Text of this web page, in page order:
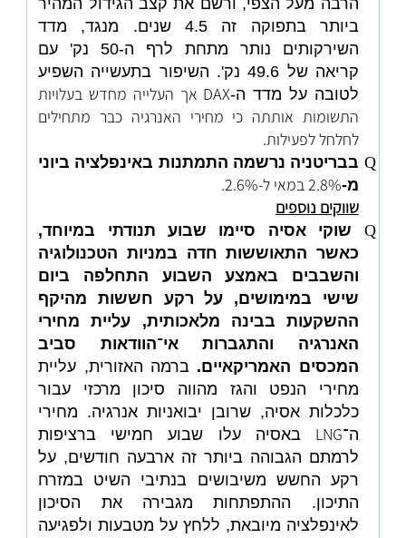
הרבה מעל הצפי, ורשם את קצב הגידול המהיר
ביותר בתפוקה זה 4.5 שנים. מנגד, מדד
השירקותים נותר מתחת לרף ה-50 נק' עם
קריאה של 49.6 נק'. השיפור בתעשייה השפיע
לטובה על מדד ה-
DAX אך העלייה מחדש בעלויות
התשומות אותתה כי מחירי האנרגיה כבר מתחילים
לחלחל לפעילות.
Q בבריטניה נרשמה התמתנות באינפלציה ביוני
מ-2.8% במאי ל-2.6%.
שווקים נוספים
Q
שוקי אסיה סיימו שבוע תנודתי במיוחד,
כאשר התאוששות חדה במניות הטכנולוגיה
והשבבים באמצע השבוע התחלפה ביום
שישי במימושים, על רקע חששות מהיקף
ההשקעות בבינה מלאכותית, עליית מחירי
האנרגיה והתגברות אי־הוודאות סביב
המכסים האמריקאיים. ברמה האזורית, עליית
מחירי הנפט והגז מהווה סיכון מרכזי עבור
כלכלות אסיה, שרובן יבואניות אנרגיה. מחירי
ה־LNG באסיה עלו שבוע חמישי ברציפות
לרמתם הגבוהה ביותר זה ארבעה חודשים, על
רקע החשש משיבושים בנתיבי השיט במזרח
התיכון. ההתפתחות מגבירה את הסיכון
לאינפלציה מיובאת, ללחץ על מטבעות ולפגיעה